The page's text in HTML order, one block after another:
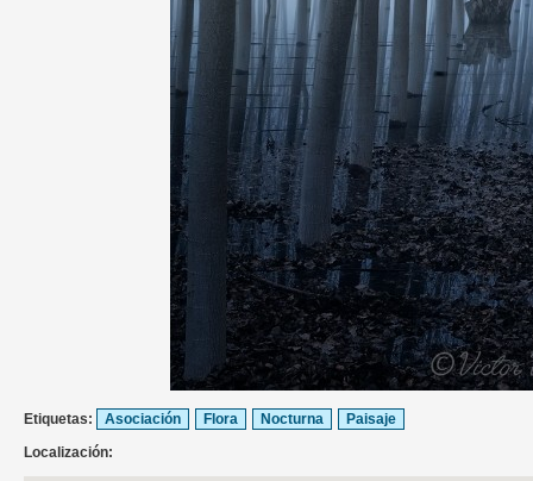
Etiquetas: Asociación Flora Nocturna
Paisaje
Localización: